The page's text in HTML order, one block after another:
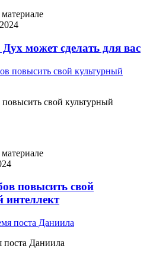
может сделать для вас
свой культурный
повысить свой
интеллект
поста Даниила